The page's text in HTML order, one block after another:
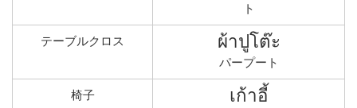
ト
テーブルクロス ผ้าปูโต๊ะ
パープート
椅子 เก้าอี้